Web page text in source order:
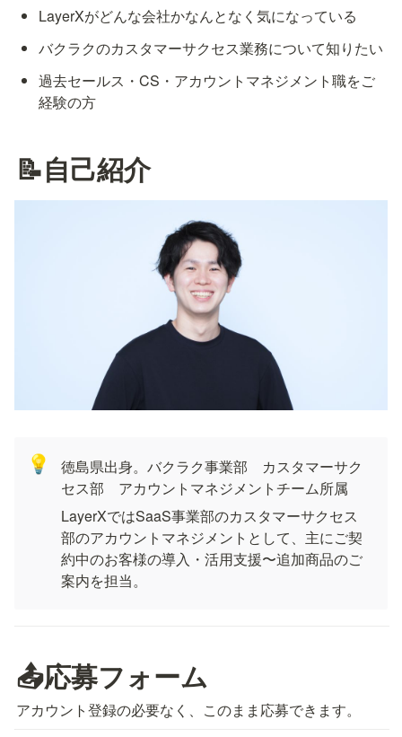
LayerXがどんな会社かなんとなく気になっている
バクラクのカスタマーサクセス業務について知りたい
過去セールス・CS・アカウントマネジメント職をご
経験の方
📝自己紹介
💡
徳島県出身。バクラク事業部　カスタマーサク
セス部　アカウントマネジメントチーム所属
LayerXではSaaS事業部のカスタマーサクセス
部のアカウントマネジメントとして、主にご契
約中のお客様の導入・活用支援〜追加商品のご
案内を担当。
📤応募フォーム
アカウント登録の必要なく、このまま応募できます。